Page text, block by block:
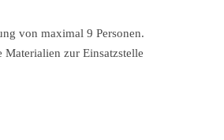
von maximal 9 Personen.
zur Einsatzstelle